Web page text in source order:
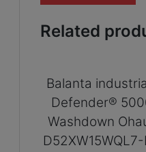
Related
Balanta
Defender®
Washdown
D52XW15WQL7-